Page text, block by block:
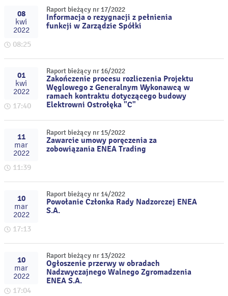
08
kwi
2022
08:25
Raport bieżący nr 17/2022
Informacja o rezygnacji z pełnienia
funkcji w Zarządzie Spółki
01
kwi
2022
17:40
Raport bieżący nr 16/2022
Zakończenie procesu rozliczenia Projektu
Węglowego z Generalnym Wykonawcą w
ramach kontraktu dotyczącego budowy
Elektrowni Ostrołęka "C"
11
mar
2022
11:39
Raport bieżący nr 15/2022
Zawarcie umowy poręczenia za
zobowiązania ENEA Trading
10
mar
2022
17:13
Raport bieżący nr 14/2022
Powołanie Członka Rady Nadzorczej ENEA
S.A.
10
mar
2022
17:04
Raport bieżący nr 13/2022
Ogłoszenie przerwy w obradach
Nadzwyczajnego Walnego Zgromadzenia
ENEA S.A.